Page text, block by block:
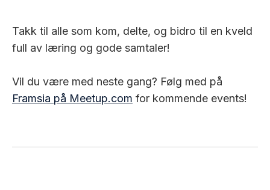
Takk til alle som kom, delte, og bidro til en kveld
full av læring og gode samtaler!
Vil du være med neste gang? Følg med på
Framsia på Meetup.com for kommende events!